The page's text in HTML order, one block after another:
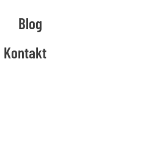
Blog
Kontakt